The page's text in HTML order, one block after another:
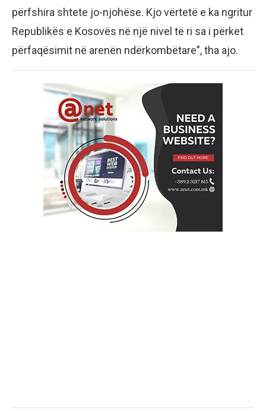
përfshira shtete jo-njohëse. Kjo vërtetë e ka ngritur
Republikës e Kosovës në një nivel të ri sa i përket
përfaqësimit në arenën ndërkombëtare”, tha ajo.